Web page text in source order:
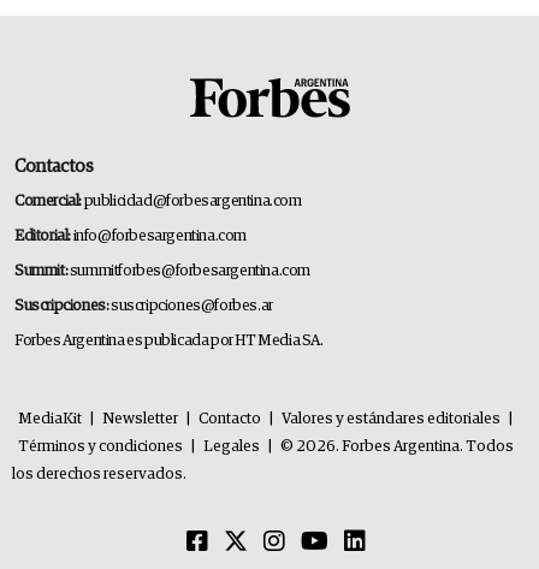
Contactos
Comercial:publicidad@forbesargentina.com
Editorial:info@forbesargentina.com
Summit:summitforbes@forbesargentina.com
Suscripciones:suscripciones@forbes.ar
Forbes Argentina es publicada por HT Media SA.
MediaKit Newsletter Contacto Valores y estándares editoriales
Términos y condiciones
Legales
© 2026. Forbes Argentina. Todos
los derechos reservados.